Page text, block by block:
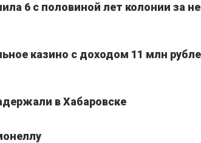
6 с половиной лет колонии за
казино с доходом 11 млн
в Хабаровске